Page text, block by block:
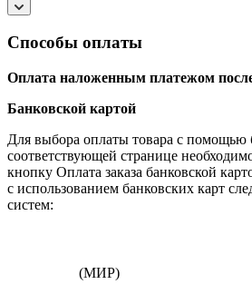
Способы оплаты
Оплата наложенным платежом
Банковской картой
Для выбора оплаты товара с помощью
соответствующей странице
кнопку Оплата заказа банковской
с использованием банковских карт
систем:
(МИР)